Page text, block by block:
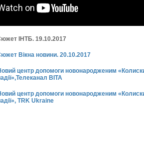
ІНТБ. 19.10.2017
Вікна новини. 20.10.2017
центр допомоги новонародженим
ВІТА
центр допомоги новонародженим
TRK Ukraine